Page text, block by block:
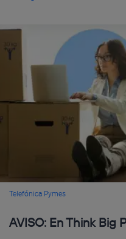
Telefónica Pymes
AVISO: En Think Big